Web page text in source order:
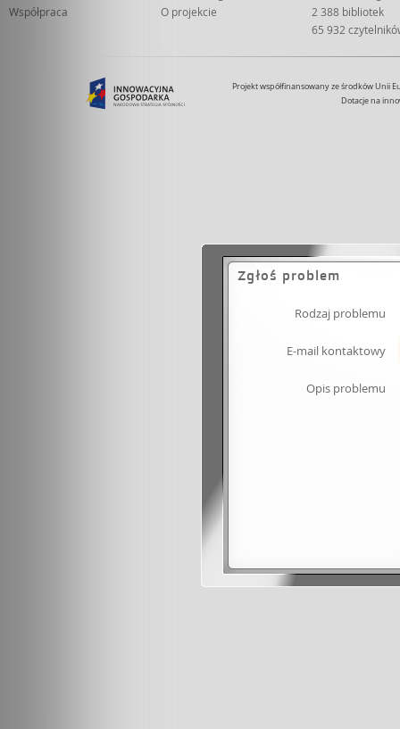
Współpraca
O projekcie
2 388 bibliotek
65 932
Projekt współfinansowany ze środków Unii
Dotacje na
Zgłoś problem
Rodzaj problemu
E-mail kontaktowy
Opis problemu